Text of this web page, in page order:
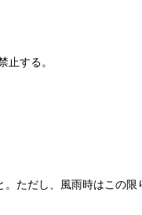
する。
ただし、風雨時はこの限